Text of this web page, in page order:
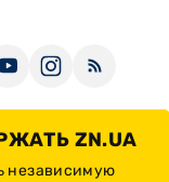
ZN.UA
независимую